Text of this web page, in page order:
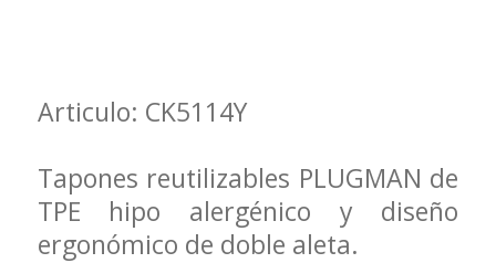
Articulo: CK5114Y
Tapones reutilizables PLUGMAN de
TPE hipo alergénico y diseño
ergonómico de doble aleta.